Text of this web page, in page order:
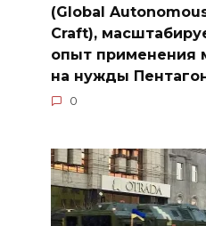
(Global
Craft),
опыт применения
на нужды
0